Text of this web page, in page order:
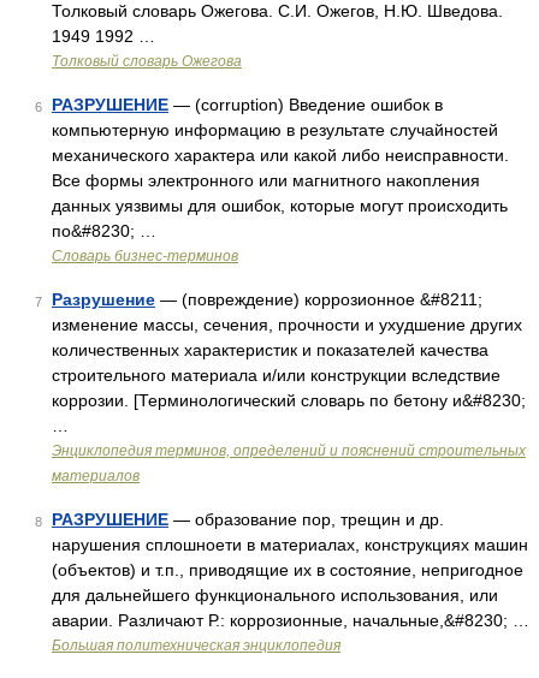
Толковый словарь Ожегова. С.И. Ожегов, Н.Ю. Шведова.
1949 1992 …
Толковый словарь Ожегова
6 РАЗРУШЕНИЕ — (corruption) Введение ошибок в
компьютерную информацию в результате случайностей
механического характера или какой либо неисправности.
Все формы электронного или магнитного накопления
данных уязвимы для ошибок, которые могут происходить
по&#8230; …
Словарь бизнес-терминов
7 Разрушение — (повреждение) коррозионное &#8211;
изменение массы, сечения, прочности и ухудшение дру­гих
количественных характеристик и показателей каче­ства
строительного материала и/или конструкции вследствие
коррозии. [Терминологический словарь по бетону и&#8230;
Энциклопедия терминов, определений и пояснений строительных
материалов
8 РАЗРУШЕНИЕ — образование пор, трещин и др.
нарушения сплошноети в материалах, конструкциях машин
(объектов) и т.п., приводящие их в состояние, непригодное
для дальнейшего функционального использования, или
аварии. Различают Р.: коррозионные, начальные,&#8230; …
Большая политехническая энциклопедия